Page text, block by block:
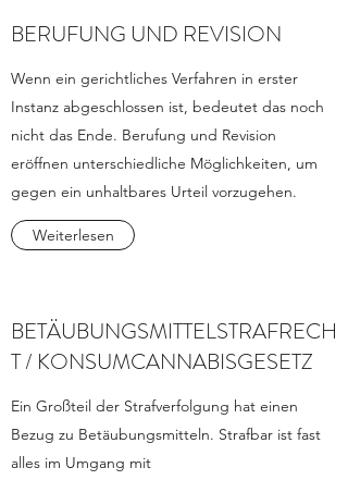
BERUFUNG UND REVISION
Wenn ein gerichtliches Verfahren in erster
Instanz abgeschlossen ist, bedeutet das noch
nicht das Ende. Berufung und Revision
eröffnen unterschiedliche Möglichkeiten, um
gegen ein unhaltbares Urteil vorzugehen.
Weiterlesen
BETÄUBUNGSMITTELSTRAFRECH
T / KONSUMCANNABISGESETZ
Ein Großteil der Strafverfolgung hat einen
Bezug zu Betäubungsmitteln. Strafbar ist fast
alles im Umgang mit